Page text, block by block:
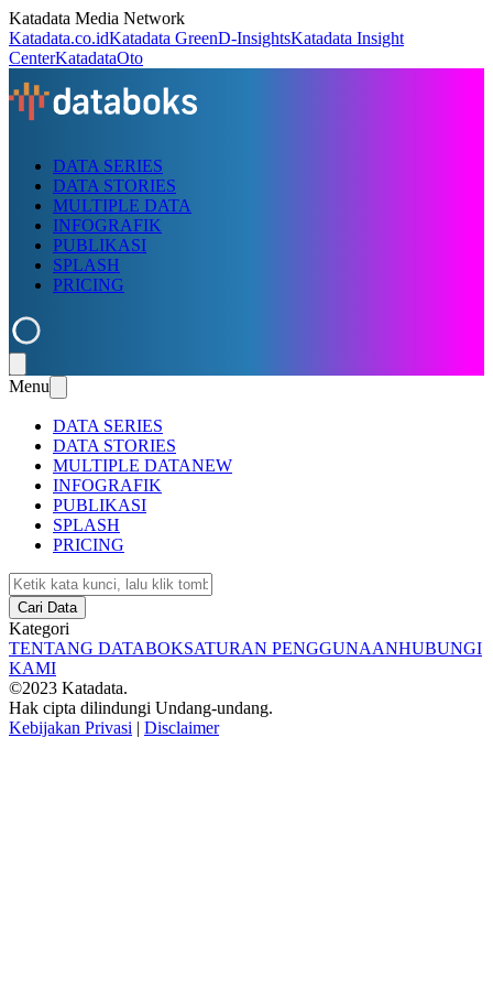
Katadata Media Network
Katadata.co.idKatadata GreenD-InsightsKatadata Insight
CenterKatadataOto
DATA SERIES
DATA STORIES
MULTIPLE DATA
INFOGRAFIK
PUBLIKASI
SPLASH
PRICING
Menu
DATA SERIES
DATA STORIES
MULTIPLE DATANEW
INFOGRAFIK
PUBLIKASI
SPLASH
PRICING
Cari Data
Kategori
TENTANG DATABOKSATURAN PENGGUNAANHUBUNGI
KAMI
©2023 Katadata.
Hak cipta dilindungi Undang-undang.
Kebijakan Privasi | Disclaimer